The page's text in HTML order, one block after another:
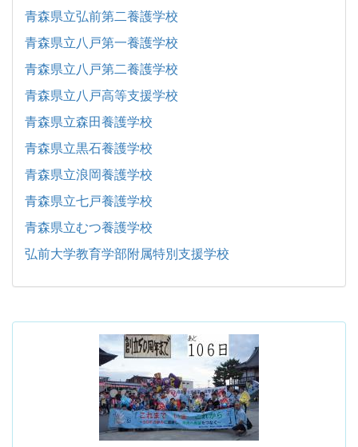
青森県立弘前第二養護学校
青森県立八戸第一養護学校
青森県立八戸第二養護学校
青森県立八戸高等支援学校
青森県立森田養護学校
青森県立黒石養護学校
青森県立浪岡養護学校
青森県立七戸養護学校
青森県立むつ養護学校
弘前大学教育学部附属特別支援学校